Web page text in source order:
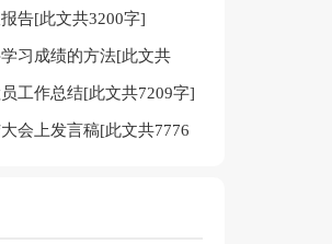
告[此文共3200字]
习成绩的方法[此文共
工作总结[此文共7209字]
会上发言稿[此文共7776